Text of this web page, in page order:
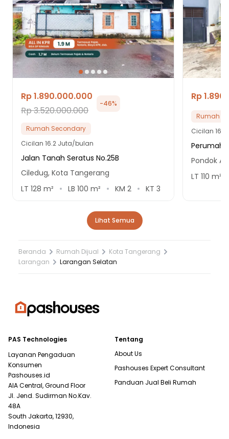
Rp 1.890.000.000
Rp 3.520.000.000
-46%
Rumah Secondary
Cicilan 16.2 Juta/bulan
Jalan Tanah Seratus No.25B
Ciledug, Kota Tangerang
LT 128 m² LB 100 m² KM 2 KT 3
Rp
Rumah
Cicilan
Pondok
LT 110 m²
Lihat Semua
Beranda Rumah Dijual
Kota Tangerang
Larangan
Larangan Selatan
PAS Technologies
Layanan Pengaduan
Konsumen
Pashouses.id
AIA Central, Ground Floor
Jl. Jend. Sudirman No.Kav.
48A
South Jakarta, 12930,
Indonesia
Tentang
About Us
Pashouses Expert Consultant
Panduan Jual Beli Rumah